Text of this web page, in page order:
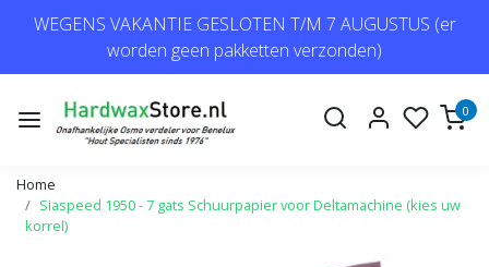
WEGENS VAKANTIE GESLOTEN T/M 7 AUGUSTUS (er
worden geen pakketten verzonden)
0
Home
Siaspeed 1950 - 7 gats Schuurpapier voor Deltamachine (kies uw
korrel)